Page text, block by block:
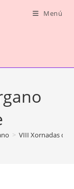
Menú
> VIII Xornadas de